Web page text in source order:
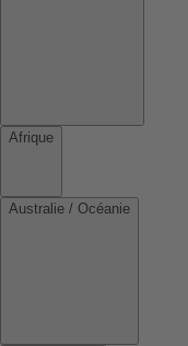
Afrique
Australie / Océanie